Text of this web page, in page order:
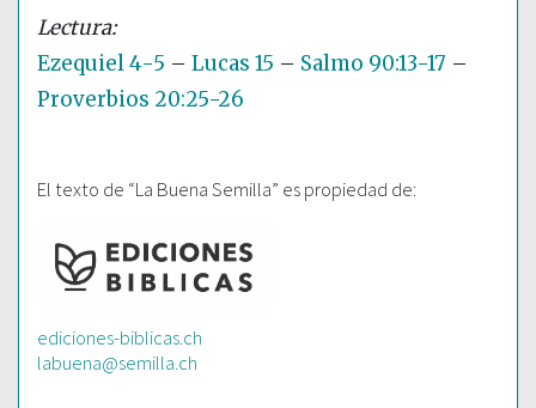
Ezequiel 4-5 – Lucas 15 – Salmo 90:13-17 –
Proverbios 20:25-26
El texto de “La Buena Semilla” es propiedad de:
ediciones-biblicas.ch
labuena@semilla.ch